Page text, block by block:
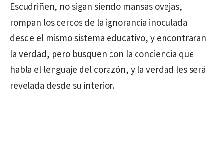
Escudriñen, no sigan siendo mansas ovejas,
rompan los cercos de la ignorancia inoculada
desde el mismo sistema educativo, y encontraran
la verdad, pero busquen con la conciencia que
habla el lenguaje del corazón, y la verdad les será
revelada desde su interior.